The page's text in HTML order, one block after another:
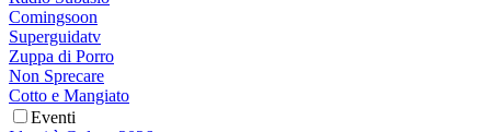
Comingsoon
Superguidatv
Zuppa di Porro
Non Sprecare
Cotto e Mangiato
Eventi